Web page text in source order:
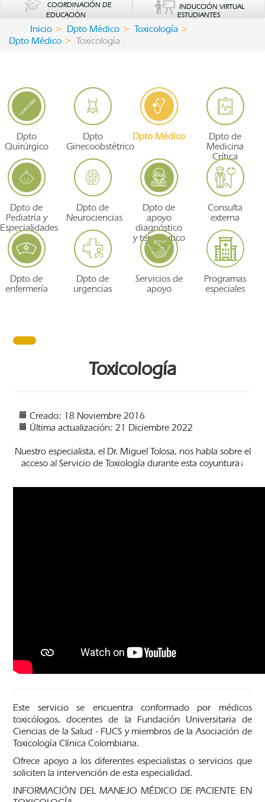
COORDINACIÓN DE
EDUCACIÓN
INDUCCIÓN VIRTUAL
ESTUDIANTES
Inicio Dpto Médico
Toxicología
Dpto Médico
Toxicología
Dpto
Quirúrgico
Dpto
Ginecoobstétrico
Dpto Médico
Dpto de
Medicina
Crítica
Dpto de
Pediatría y
Especialidades
Dpto de
Neurociencias
Dpto de
apoyo
diagnóstico
y terapéutico
Consulta
externa
Dpto de
enfermería
Dpto de
urgencias
Servicios de
apoyo
Programas
especiales
Toxicología
Creado: 18 Noviembre 2016
Última actualización: 21 Diciembre 2022
Nuestro especialista, el Dr. Miguel Tolosa, nos habla sobre el
acceso al Servicio de Toxiología durante esta coyuntura↓
Este servicio se encuentra conformado por médicos
toxicólogos, docentes de la Fundación Universitaria de
Ciencias de la Salud - FUCS y miembros de la Asociación de
Toxicología Clínica Colombiana.
Ofrece apoyo a los diferentes especialistas o servicios que
soliciten la intervención de esta especialidad.
INFORMACIÓN DEL MANEJO MÉDICO DE PACIENTE EN